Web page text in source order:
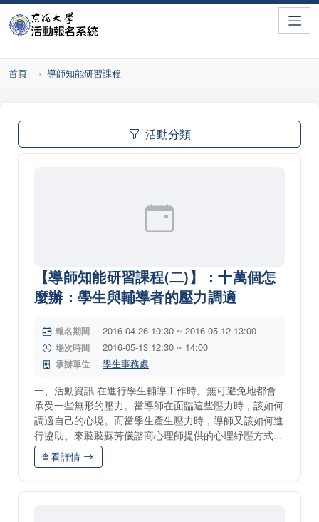
首頁 導師知能研習課程
活動分類
【導師知能研習課程(二)】：十萬個怎
麼辦：學生與輔導者的壓力調適
報名期間 2016-04-26 10:30 ~ 2016-05-12 13:00
場次時間 2016-05-13 12:30 ~ 14:00
承辦單位 學生事務處
一、活動資訊 在進行學生輔導工作時。無可避免地都會
承受一些無形的壓力。當導師在面臨這些壓力時，該如何
調適自己的心境。而當學生產生壓力時，導師又該如何進
行協助。來聽聽蘇芳儀諮商心理師提供的心理紓壓方式...
查看詳情